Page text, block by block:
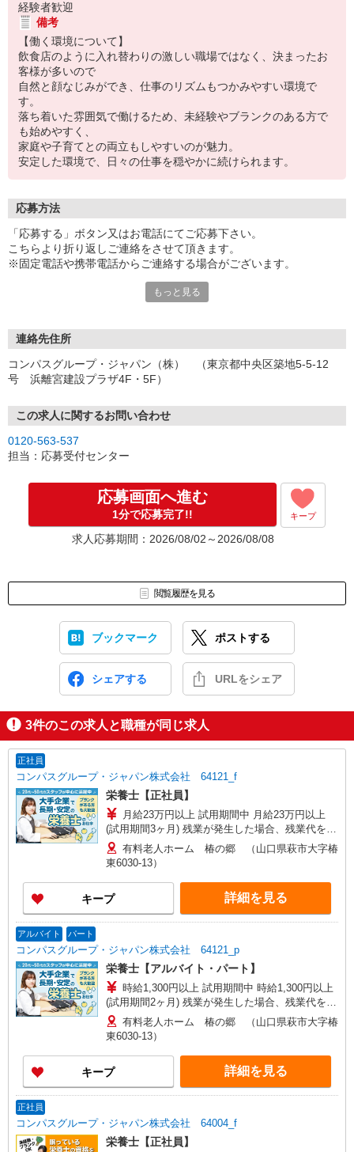
経験者歓迎
備考
【働く環境について】
飲食店のように入れ替わりの激しい職場ではなく、決まったお
客様が多いので
自然と顔なじみができ、仕事のリズムもつかみやすい環境で
す。
落ち着いた雰囲気で働けるため、未経験やブランクのある方で
も始めやすく、
家庭や子育てとの両立もしやすいのが魅力。
安定した環境で、日々の仕事を穏やかに続けられます。
応募方法
「応募する」ボタン又はお電話にてご応募下さい。
こちらより折り返しご連絡をさせて頂きます。
※固定電話や携帯電話からご連絡する場合がございます。
［2］携帯のショートメッセージ（SMS）に質問フォームをお送り
メッセージに従ってご質問にご回答頂き、ご都合の良い面接日
程をご選択ください♪
連絡させて頂きます。
↓
［3］面接実施。履歴書（写真貼付）をお持ちください。
面接では仕事内容や職場についてなど、気になることやご希望は
［4］ 採用決定のご連絡。勤務開始日もお気軽にご相談ください。
【電話受付】
もっと見る
連絡先住所
コンパスグループ・ジャパン（株） （東京都中央区築地5-5-12
号 浜離宮建設プラザ4F・5F）
この求人に関するお問い合わせ
0120-563-537
担当：応募受付センター
応募画面へ進む
1分で応募完了!! キープ
求人応募期間：2026/08/02～2026/08/08
閲覧履歴を見る
ブックマーク ポストする
シェアする URLをシェア
3件のこの求人と職種が同じ求人
正社員
コンパスグループ・ジャパン株式会社 64121_f
栄養士【正社員】
月給23万円以上 試用期間中 月給23万円以上
(試用期間3ヶ月) 残業が発生した場合、残業代を1
分単位で別途支給します。
有料老人ホーム 椿の郷 （山口県萩市大字椿
東6030-13）
キープ 詳細を見る
アルバイト パート
コンパスグループ・ジャパン株式会社 64121_p
栄養士【アルバイト・パート】
時給1,300円以上 試用期間中 時給1,300円以上
(試用期間2ヶ月) 残業が発生した場合、残業代を1
分単位で別途支給します。
有料老人ホーム 椿の郷 （山口県萩市大字椿
東6030-13）
キープ 詳細を見る
正社員
コンパスグループ・ジャパン株式会社 64004_f
栄養士【正社員】